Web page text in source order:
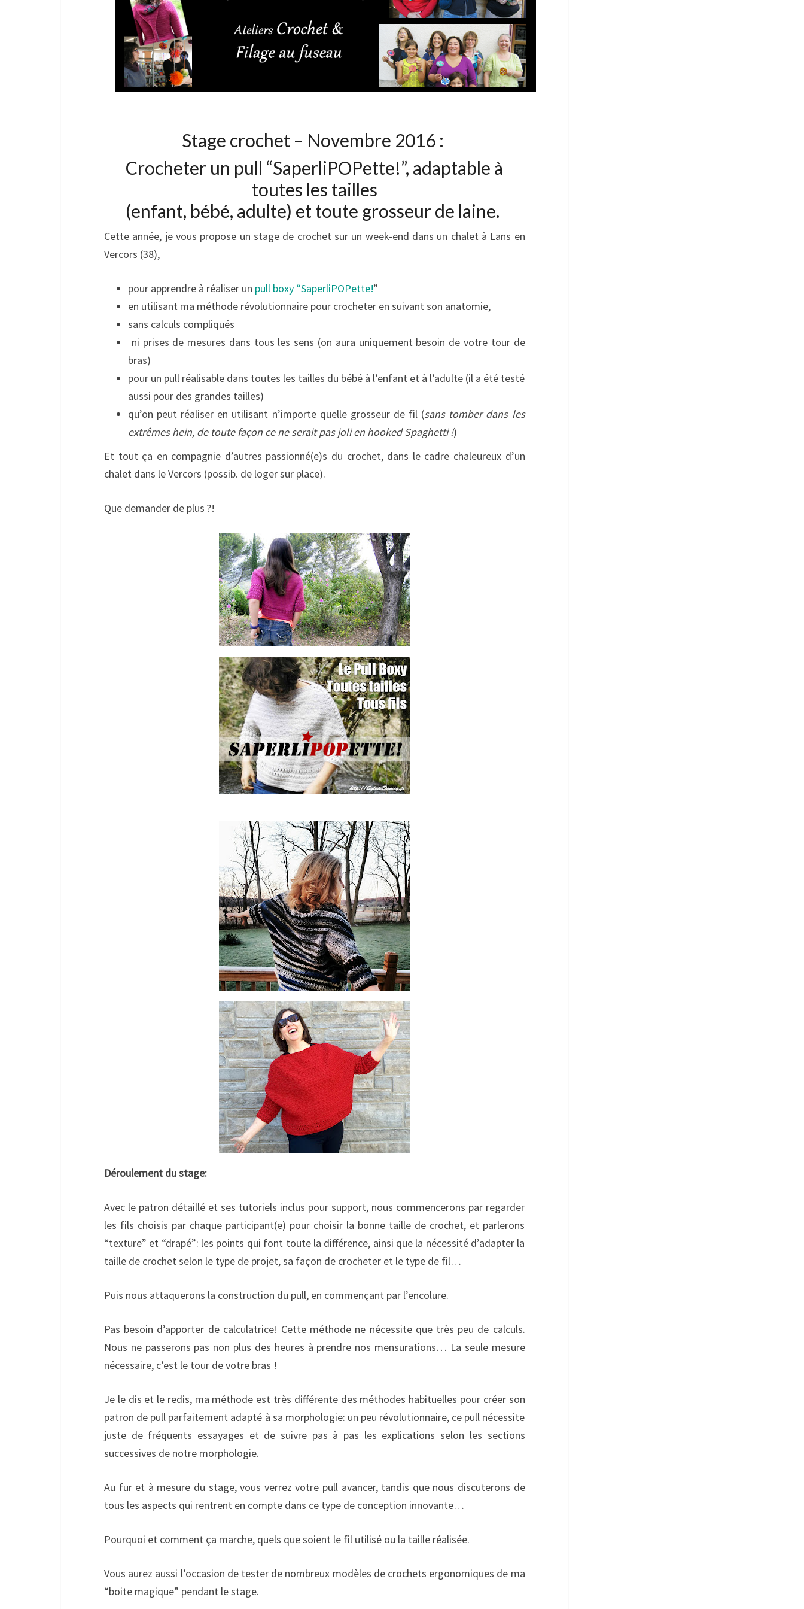
GROSSEUR
DE
Stage crochet – Novembre 2016 :
Crocheter un pull “SaperliPOPette!”, adaptable à
toutes les tailles
(enfant, bébé, adulte) et toute grosseur de laine.
Cette année, je vous propose un stage de crochet sur un week-end dans un chalet à Lans en
Vercors (38),
pour apprendre à réaliser un pull boxy “SaperliPOPette!”
en utilisant ma méthode révolutionnaire pour crocheter en suivant son anatomie,
sans calculs compliqués
ni prises de mesures dans tous les sens (on aura uniquement besoin de votre tour de
bras)
pour un pull réalisable dans toutes les tailles du bébé à l’enfant et à l’adulte (il a été testé
aussi pour des grandes tailles)
qu’on peut réaliser en utilisant n’importe quelle grosseur de fil (sans tomber dans les
extrêmes hein, de toute façon ce ne serait pas joli en hooked Spaghetti !)
Et tout ça en compagnie d’autres passionné(e)s du crochet, dans le cadre chaleureux d’un
chalet dans le Vercors (possib. de loger sur place).
Que demander de plus ?!
Déroulement du stage:
Avec le patron détaillé et ses tutoriels inclus pour support, nous commencerons par regarder
les fils choisis par chaque participant(e) pour choisir la bonne taille de crochet, et parlerons
“texture” et “drapé”: les points qui font toute la différence, ainsi que la nécessité d’adapter la
taille de crochet selon le type de projet, sa façon de crocheter et le type de fil…
Puis nous attaquerons la construction du pull, en commençant par l’encolure.
Pas besoin d’apporter de calculatrice! Cette méthode ne nécessite que très peu de calculs.
Nous ne passerons pas non plus des heures à prendre nos mensurations… La seule mesure
nécessaire, c’est le tour de votre bras !
Je le dis et le redis, ma méthode est très différente des méthodes habituelles pour créer son
patron de pull parfaitement adapté à sa morphologie: un peu révolutionnaire, ce pull nécessite
juste de fréquents essayages et de suivre pas à pas les explications selon les sections
successives de notre morphologie.
Au fur et à mesure du stage, vous verrez votre pull avancer, tandis que nous discuterons de
tous les aspects qui rentrent en compte dans ce type de conception innovante…
Pourquoi et comment ça marche, quels que soient le fil utilisé ou la taille réalisée.
Vous aurez aussi l’occasion de tester de nombreux modèles de crochets ergonomiques de ma
“boite magique” pendant le stage.